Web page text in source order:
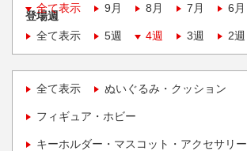
全て表示
9月 8月 7月 6月
登場週
全て表示
5週 4週 3週 2週
全て表示 ぬいぐるみ・クッション
フィギュア・ホビー
キーホルダー・マスコット・アクセサリー